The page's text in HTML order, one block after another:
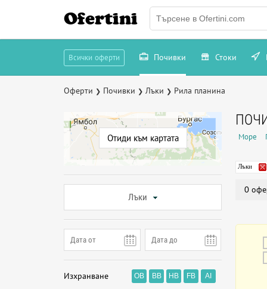
Ofertini
Всички оферти Почивки Стоки
Оферти ❯ Почивки ❯ Лъки ❯ Рила планина
Отиди към картата
Лъки
Изхранване OB BB HB FB AI
Море
Лъки
0